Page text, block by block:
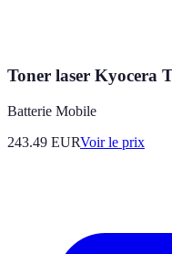
Toner laser Kyocera
Batterie Mobile
243.49 EURVoir le prix